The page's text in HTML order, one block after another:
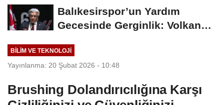
Balıkesirspor’un Yardım
Gecesinde Gerginlik: Volkan
BILIM VE TEKNOLOJI
Yayınlanma: 20 Şubat 2026 - 10:48
Brushing Dolandırıcılığına Karşı